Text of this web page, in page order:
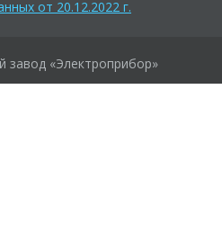
от 20.12.2022 г.
«Электроприбор»